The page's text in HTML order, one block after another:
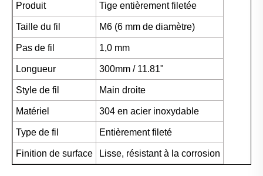
Produit
Tige entièrement filetée
Taille du fil M6 (6 mm de diamètre)
Pas de fil 1,0 mm
Longueur 300mm / 11.81"
Style de fil Main droite
Matériel 304 en acier inoxydable
Type de fil Entièrement fileté
Finition de surface Lisse, résistant à la corrosion